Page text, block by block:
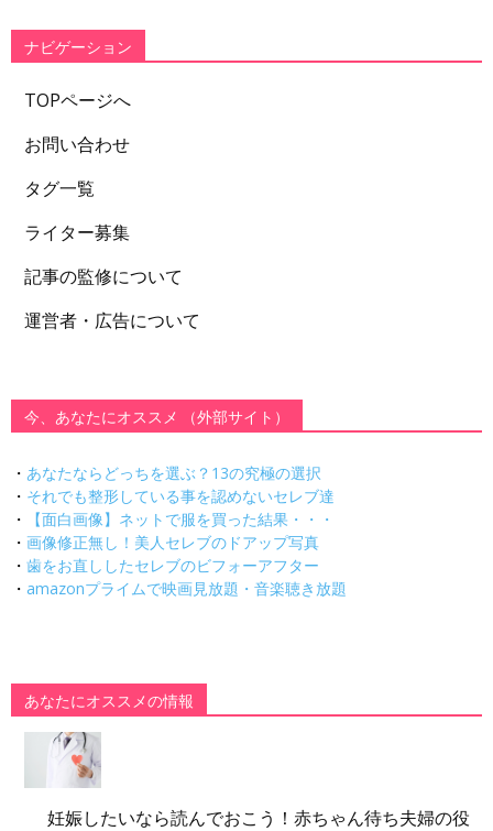
ー
ナビゲーション
TOPページへ
お問い合わせ
タグ一覧
ライター募集
記事の監修について
運営者・広告について
今、あなたにオススメ （外部サイト）
・ あなたならどっちを選ぶ？13の究極の選択
・ それでも整形している事を認めないセレブ達
・
【面白画像】ネットで服を買った結果・・・
・ 画像修正無し！美人セレブのドアップ写真
・ 歯をお直ししたセレブのビフォーアフター
・ amazonプライムで映画見放題・音楽聴き放題
あなたにオススメの情報
妊娠したいなら読んでおこう！赤ちゃん待ち夫婦の役